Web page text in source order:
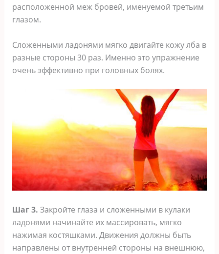
расположенной меж бровей, именуемой третьим
глазом.
Сложенными ладонями мягко двигайте кожу лба в
разные стороны 30 раз. Именно это упражнение
очень эффективно при головных болях.
Шаг 3. Закройте глаза и сложенными в кулаки
ладонями начинайте их массировать, мягко
нажимая костяшками. Движения должны быть
направлены от внутренней стороны на внешнюю,